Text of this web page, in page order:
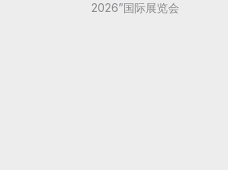
2026”国际展览会